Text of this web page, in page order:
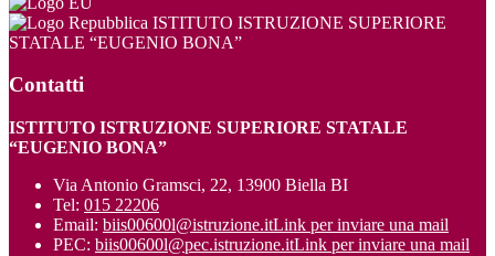
ISTITUTO ISTRUZIONE SUPERIORE
STATALE “EUGENIO BONA”
Contatti
ISTITUTO ISTRUZIONE SUPERIORE STATALE
“EUGENIO BONA”
Via Antonio Gramsci, 22, 13900 Biella BI
Tel: 015 22206
Email: biis00600l@istruzione.itLink per inviare una mail
PEC: biis00600l@pec.istruzione.itLink per inviare una mail